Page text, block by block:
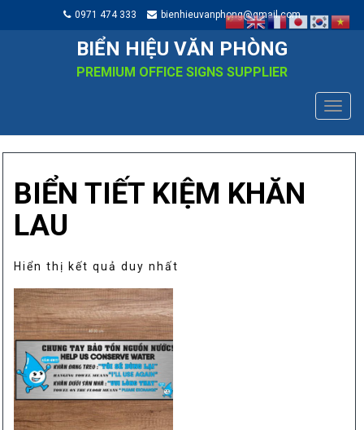
0971 474 333 bienhieuvanphong@gmail.com
BIỂN HIỆU VĂN PHÒNG
PREMIUM OFFICE SIGNS SUPPLIER
BIỂN TIẾT KIỆM KHĂN
LAU
Hiển thị kết quả duy nhất